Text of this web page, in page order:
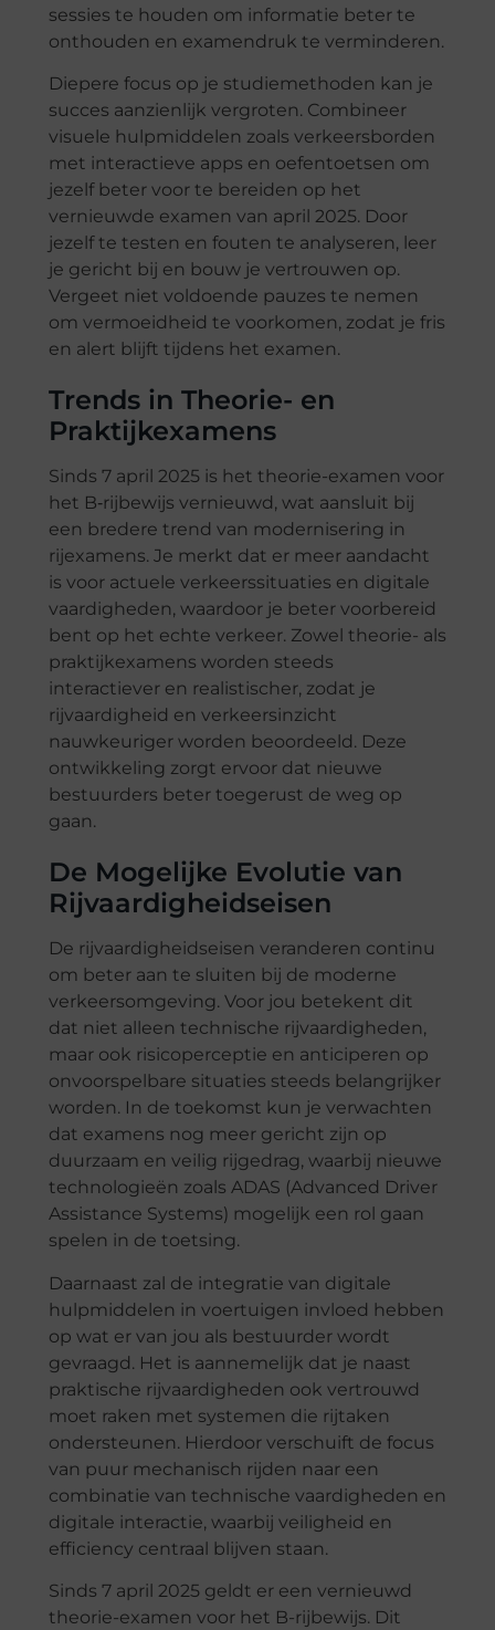
sessies te houden om informatie beter te
onthouden en examendruk te verminderen.
Diepere focus op je studiemethoden kan je
succes aanzienlijk vergroten. Combineer
visuele hulpmiddelen zoals verkeersborden
met interactieve apps en oefentoetsen om
jezelf beter voor te bereiden op het
vernieuwde examen van april 2025. Door
jezelf te testen en fouten te analyseren, leer
je gericht bij en bouw je vertrouwen op.
Vergeet niet voldoende pauzes te nemen
om vermoeidheid te voorkomen, zodat je fris
en alert blijft tijdens het examen.
Trends in Theorie- en
Praktijkexamens
Sinds 7 april 2025 is het theorie-examen voor
het B‑rijbewijs vernieuwd, wat aansluit bij
een bredere trend van modernisering in
rijexamens. Je merkt dat er meer aandacht
is voor actuele verkeerssituaties en digitale
vaardigheden, waardoor je beter voorbereid
bent op het echte verkeer. Zowel theorie- als
praktijkexamens worden steeds
interactiever en realistischer, zodat je
rijvaardigheid en verkeersinzicht
nauwkeuriger worden beoordeeld. Deze
ontwikkeling zorgt ervoor dat nieuwe
bestuurders beter toegerust de weg op
gaan.
De Mogelijke Evolutie van
Rijvaardigheidseisen
De rijvaardigheidseisen veranderen continu
om beter aan te sluiten bij de moderne
verkeersomgeving. Voor jou betekent dit
dat niet alleen technische rijvaardigheden,
maar ook risicoperceptie en anticiperen op
onvoorspelbare situaties steeds belangrijker
worden. In de toekomst kun je verwachten
dat examens nog meer gericht zijn op
duurzaam en veilig rijgedrag, waarbij nieuwe
technologieën zoals ADAS (Advanced Driver
Assistance Systems) mogelijk een rol gaan
spelen in de toetsing.
Daarnaast zal de integratie van digitale
hulpmiddelen in voertuigen invloed hebben
op wat er van jou als bestuurder wordt
gevraagd. Het is aannemelijk dat je naast
praktische rijvaardigheden ook vertrouwd
moet raken met systemen die rijtaken
ondersteunen. Hierdoor verschuift de focus
van puur mechanisch rijden naar een
combinatie van technische vaardigheden en
digitale interactie, waarbij veiligheid en
efficiency centraal blijven staan.
Sinds 7 april 2025 geldt er een vernieuwd
theorie-examen voor het B-rijbewijs. Dit